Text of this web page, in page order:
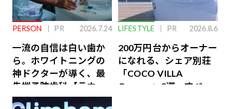
PERSON PR 2026.7.24
一流の自信は白い歯か
ら。ホワイトニングの
神ドクターが導く、最
先端予防歯科【ラウン
ジ会員特典あり】
LIFESTYLE PR 2026.8.6
200万円台からオーナー
になれる、シェア別荘
「COCO VILLA
Owners」3選。すべて